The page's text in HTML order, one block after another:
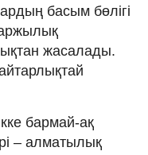
басым бөлігі
жасалады.
бармай-ақ
– алматылық